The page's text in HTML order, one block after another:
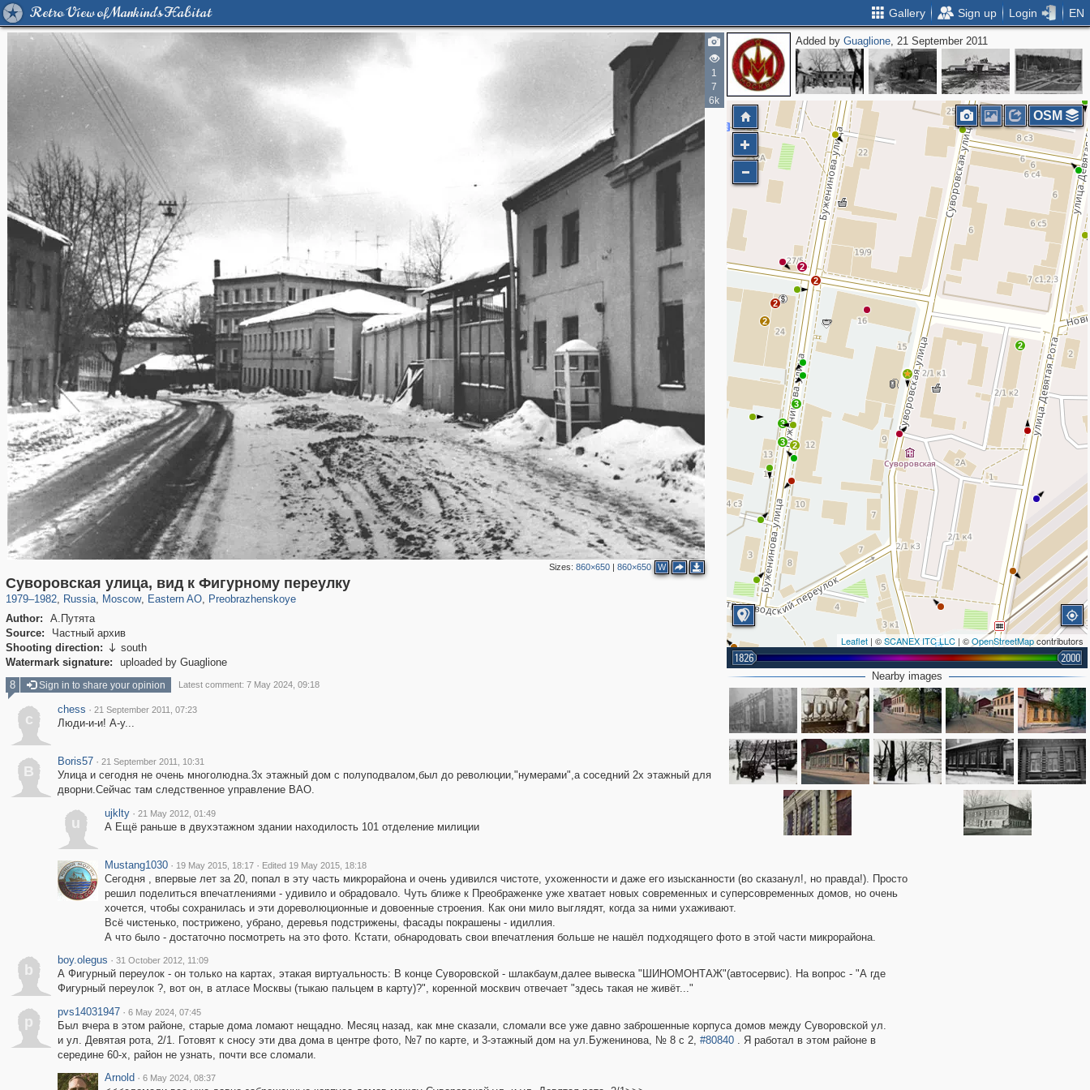
Retro View of Mankind's Habitat Gallery Sign up Login EN
1
7
6k
Sizes: 860×650| 860×650 W
Суворовская улица, вид к Фигурному переулку
1979–1982, Russia
1,405,966 29,243
, Moscow
319,716 8,286
, Eastern AO
20,915 306
, Preobrazhenskoye
2,400 55
Author:
А.Путята
Source:
Частный архив
Shooting direction:  south
Watermark signature:
uploaded by Guaglione
Added byGuaglione, 21 September 2011
2
3
3
3
2
2
2
2
2
2
Leaflet | ©SCANEX ITC LLC | ©OpenStreetMapcontributors
1826 2000
OSM
Nearby images
8 Sign in to share your opinion Latest comment: 7 May 2024, 09:18
c
chess · 21 September 2011, 07:23
Люди-и-и! А-у...
B
Boris57 · 21 September 2011, 10:31
Улица и сегодня не очень многолюдна.3х этажный дом с полуподвалом,был до революции,"нумерами",а соседний 2х этажный для
дворни.Сейчас там следственное управление ВАО.
u
ujklty · 21 May 2012, 01:49
А Ещё раньше в двухэтажном здании находилость 101 отделение милиции
Mustang1030 · 19 May 2015, 18:17 · Edited 19 May 2015, 18:18
Сегодня , впервые лет за 20, попал в эту часть микрорайона и очень удивился чистоте, ухоженности и даже его изысканности (во сказанул!, но правда!). Просто
решил поделиться впечатлениями - удивило и обрадовало. Чуть ближе к Преображенке уже хватает новых современных и суперсовременных домов, но очень
хочется, чтобы сохранилась и эти дореволюционные и довоенные строения. Как они мило выглядят, когда за ними ухаживают.
Всё чистенько, пострижено, убрано, деревья подстрижены, фасады покрашены - идиллия.
А что было - достаточно посмотреть на это фото. Кстати, обнародовать свои впечатления больше не нашёл подходящего фото в этой части микрорайона.
b
boy.olegus · 31 October 2012, 11:09
А Фигурный переулок - он только на картах, этакая виртуальность: В конце Суворовской - шлакбаум,далее вывеска "ШИНОМОНТАЖ"(автосервис). На вопрос - "А где
Фигурный переулок ?, вот он, в атласе Москвы (тыкаю пальцем в карту)?", коренной москвич отвечает "здесь такая не живёт..."
p
pvs14031947 · 6 May 2024, 07:45
Был вчера в этом районе, старые дома ломают нещадно. Месяц назад, как мне сказали, сломали все уже давно заброшенные корпуса домов между Суворовской ул.
и ул. Девятая рота, 2/1. Готовят к сносу эти два дома в центре фото, №7 по карте, и 3-этажный дом на ул.Буженинова, № 8 с 2, #80840. Я работал в этом районе в
середине 60-х, район не узнать, почти все сломали.
Arnold · 6 May 2024, 08:37